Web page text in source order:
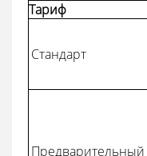
Тариф
Стандарт
Предварительный